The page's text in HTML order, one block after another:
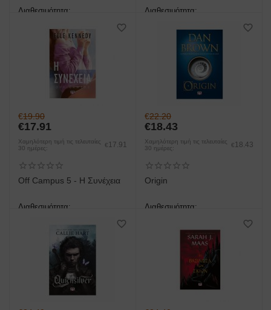
Διαθεσιμότητα:
Διαθεσιμότητα:
€19.90
€17.91
Χαμηλότερη τιμή τις τελευταίες
30 ημέρες:
€ 17.91
Off Campus 5 - Η Συνέχεια
Διαθεσιμότητα:
€22.20
€18.43
Χαμηλότερη τιμή τις τελευταίες
30 ημέρες:
€ 18.43
Origin
Διαθεσιμότητα: